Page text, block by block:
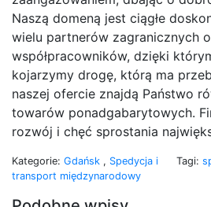
Naszą domeną jest ciągłe
wielu partnerów zagranicznych
współpracowników, dzięki
kojarzymy drogę, którą ma
naszej ofercie znajdą Państwo
towarów ponadgabarytowych.
rozwój i chęć sprostania
Kategorie: Gdańsk , Spedycja i
transport międzynarodowy
Tagi: